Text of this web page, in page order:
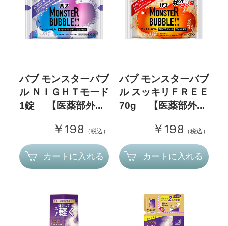
バブ モンスターバブ
ル ＮＩＧＨＴモード
1錠 【医薬部外...
￥198 （税込）
カートに入れる
バブ モンスターバブ
ル スッキリＦＲＥＥ
70g 【医薬部外...
￥198 （税込）
カートに入れる